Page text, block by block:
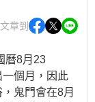
章到
曆8月23
一個月，因此
鬼門會在8月